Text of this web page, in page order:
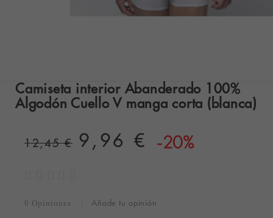
Camiseta interior Abanderado 100%
Algodón Cuello V manga corta (blanca)
12,45 € 9,96 € -20%
0 Opiniones Añade tu opinión